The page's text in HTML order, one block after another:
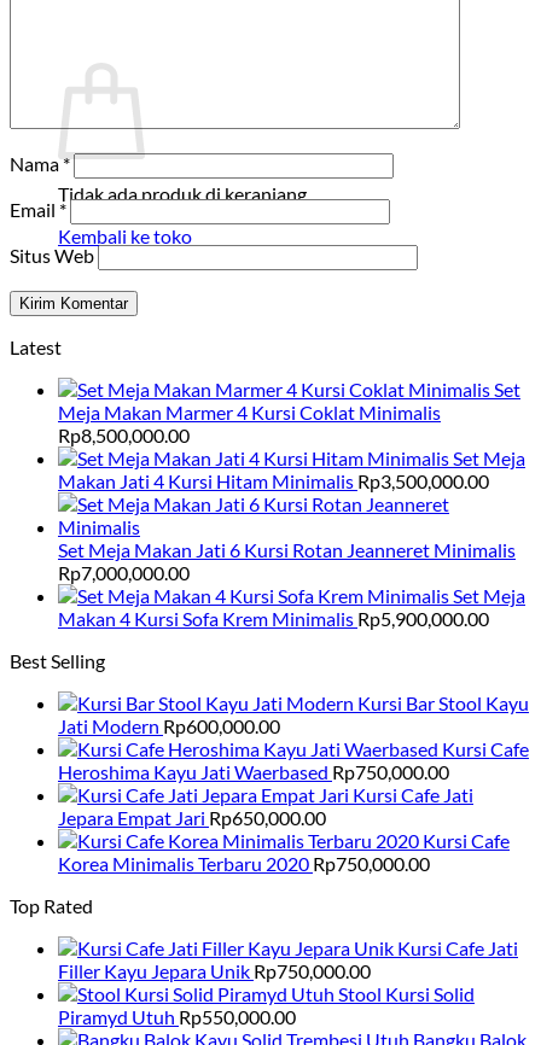
Tidak ada produk di keranjang.
Kembali ke toko
Nama*
Email *
Situs Web
Latest
Set
Meja Makan Marmer 4 Kursi Coklat Minimalis
Rp8,500,000.00
Set Meja
Makan Jati 4 Kursi Hitam Minimalis Rp3,500,000.00
Set Meja Makan Jati 6 Kursi Rotan Jeanneret Minimalis
Rp7,000,000.00
Set Meja
Makan 4 Kursi Sofa Krem Minimalis Rp5,900,000.00
Best Selling
Kursi Bar Stool Kayu
Jati Modern Rp600,000.00
Kursi Cafe
Heroshima Kayu Jati Waerbased Rp750,000.00
Kursi Cafe Jati
Jepara Empat Jari Rp650,000.00
Kursi Cafe
Korea Minimalis Terbaru 2020 Rp750,000.00
Top Rated
Kursi Cafe Jati
Filler Kayu Jepara Unik Rp750,000.00
Stool Kursi Solid
Piramyd Utuh Rp550,000.00
Bangku Balok